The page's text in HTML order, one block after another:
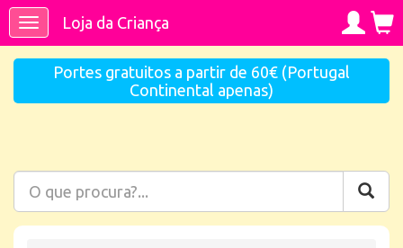
ToggleLoja da Criança
Portes gratuitos a partir de 60€ (Portugal
Continental apenas)